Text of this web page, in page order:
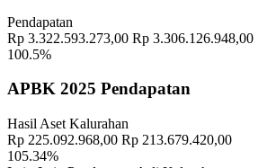
Memahami Peran dan Makna Rois dalam
Kalurahan Wukirsari 02 April 2024
Sampai Saat Ini 21 November 2022
Profil Lurah 17 November 2021
Ki Ageng Pangosongan Dan Cikal Bakal
Pendapatan
Rp 3.322.593.273,00 Rp 3.306.126.948,00
100.5%
APBK 2025 Pendapatan
Hasil Aset Kalurahan
Rp 225.092.968,00 Rp 213.679.420,00
105.34%